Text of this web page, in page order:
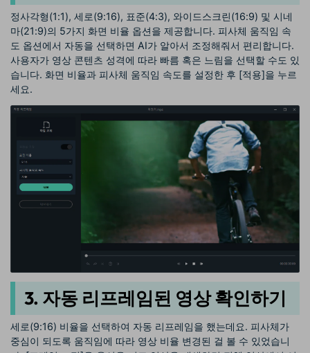
정사각형(1:1), 세로(9:16), 표준(4:3), 와이드스크린(16:9) 및 시네
마(21:9)의 5가지 화면 비율 옵션을 제공합니다. 피사체 움직임 속
도 옵션에서 자동을 선택하면 AI가 알아서 조정해줘서 편리합니다.
사용자가 영상 콘텐츠 성격에 따라 빠름 혹은 느림을 선택할 수도 있
습니다. 화면 비율과 피사체 움직임 속도를 설정한 후 [적용]을 누르
세요.
3. 자동 리프레임된 영상 확인하기
세로(9:16) 비율을 선택하여 자동 리프레임을 했는데요. 피사체가
중심이 되도록 움직임에 따라 영상 비율 변경된 걸 볼 수 있었습니